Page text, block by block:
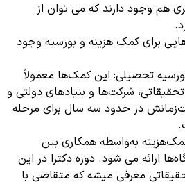
هم وجود دارند که می توان از
برای کمک هزینه و بورسیه وجود
تحصیلی: این کمک‌ها معمولاً
شرکت‌ها و بنیادهای دولتی و
در حدود سه سال برای مرحله
به‌واسطه همکاری بین
ارائه می شود. دوره دکترا در این
معرفی میشه که متقاضی با